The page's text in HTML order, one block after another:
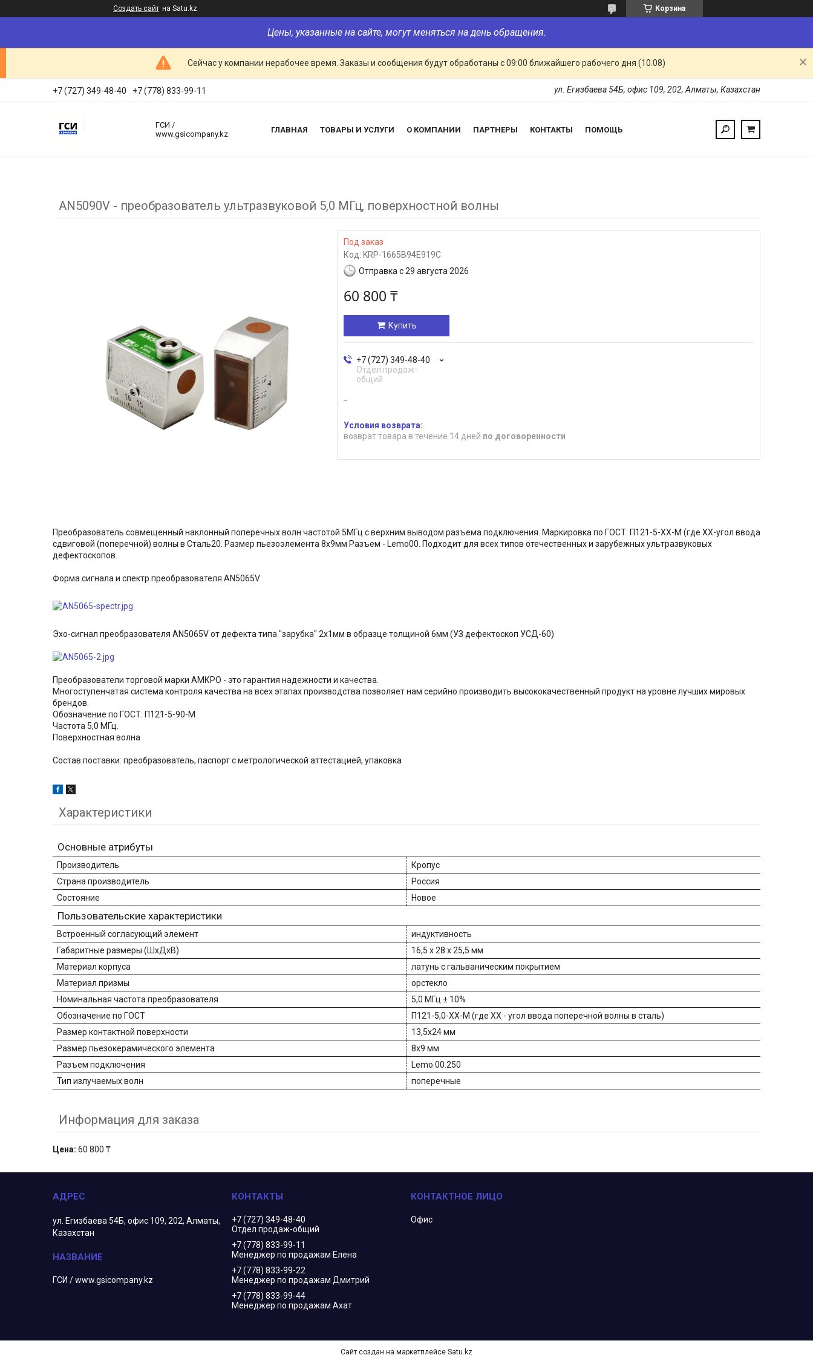
Создать сайт на Satu.kz Корзина
Цены, указанные на сайте, могут меняться на день обращения.
Сейчас у компании нерабочее время. Заказы и сообщения будут обработаны с 09:00 ближайшего рабочего дня (10.08)
+7 (727) 349-48-40 +7 (778) 833-99-11 ул. Егизбаева 54Б, офис 109, 202, Алматы, Казахстан
ГСИ /
www.gsicompany.kz
ГЛАВНАЯ ТОВАРЫ И УСЛУГИ О КОМПАНИИ ПАРТНЕРЫ КОНТАКТЫ ПОМОЩЬ
AN5090V - преобразователь ультразвуковой 5,0 МГц, поверхностной волны
Под заказ
Код: KRP-1665B94E919C
Отправка с 29 августа 2026
60 800 ₸
Купить
+7 (727) 349-48-40
Отдел продаж-
общий
возврат товара в течение 14 дней по договоренности
Преобразователь совмещенный наклонный поперечных волн частотой 5МГц с верхним выводом разъема подключения. Маркировка по ГОСТ: П121-5-XX-М (где XX-угол ввода
сдвиговой (поперечной) волны в Сталь20. Размер пьезоэлемента 8х9мм Разъем - Lemo00. Подходит для всех типов отечественных и зарубежных ультразвуковых
дефектоскопов.
Форма сигнала и спектр преобразователя AN5065V
Эхо-сигнал преобразователя AN5065V от дефекта типа "зарубка" 2х1мм в образце толщиной 6мм (УЗ дефектоскоп УСД-60)
Преобразователи торговой марки АМКРО - это гарантия надежности и качества.
Многоступенчатая система контроля качества на всех этапах производства позволяет нам серийно производить высококачественный продукт на уровне лучших мировых
брендов.
Обозначение по ГОСТ: П121-5-90-М
Частота 5,0 МГц.
Поверхностная волна
Состав поставки: преобразователь, паспорт с метрологической аттестацией, упаковка
Характеристики
Основные атрибуты
Производитель
Кропус
Страна производитель
Россия
Состояние
Новое
Пользовательские характеристики
Встроенный согласующий элемент
индуктивность
Габаритные размеры (ШхДхВ)
16,5 х 28 х 25,5 мм
Материал корпуса
латунь с гальваническим покрытием
Материал призмы
орстекло
Номинальная частота преобразователя
5,0 МГц ± 10%
Обозначение по ГОСТ
П121-5,0-ХХ-М (где XX - угол ввода поперечной волны в сталь)
Размер контактной поверхности
13,5х24 мм
Размер пьезокерамического элемента
8х9 мм
Разъем подключения
Lemo 00.250
Тип излучаемых волн
поперечные
Информация для заказа
Цена: 60 800 ₸
ул. Егизбаева 54Б, офис 109, 202, Алматы,
Казахстан
ГСИ / www.gsicompany.kz
+7 (727) 349-48-40
Отдел продаж-общий
+7 (778) 833-99-11
Менеджер по продажам Елена
+7 (778) 833-99-22
Менеджер по продажам Дмитрий
+7 (778) 833-99-44
Менеджер по продажам Ахат
Офис
Сайт создан на маркетплейсе Satu.kz